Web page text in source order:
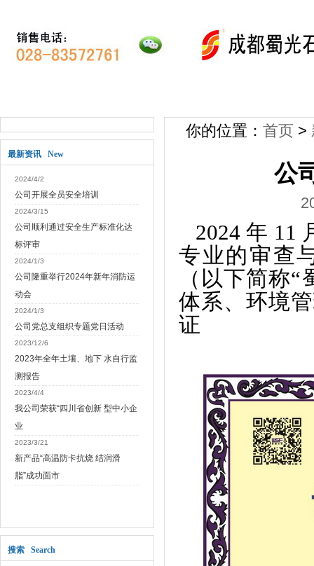
最新资讯 New
2024/4/2
公司开展全员安全培训
2024/3/15
公司顺利通过安全生产标准化达
标评审
2024/1/3
公司隆重举行2024年新年消防运
动会
2024/1/3
公司党总支组织专题党日活动
2023/12/6
2023年全年土壤、地下 水自行监
测报告
2023/4/4
我公司荣获“四川省创新 型中小企
业
2023/3/21
新产品“高温防卡抗烧 结润滑
脂”成功面市
搜索 Search
你的位置： 首页 >
公
2024 年 11
专业的审查
（以下简称
体系、环境